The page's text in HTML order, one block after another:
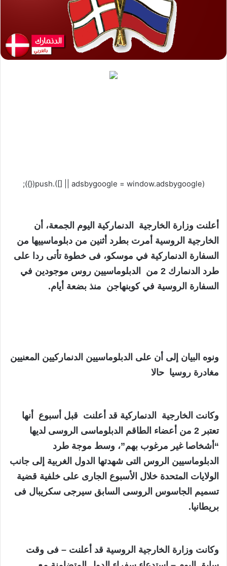
(adsbygoogle = window.adsbygoogle || []).push({});
أعلنت وزارة الخارجية الدنماركية اليوم الجمعة، أن
الخارجية الروسية أمرت بطرد أثنين من دبلوماسييها من
السفارة الدنماركية في موسكو، فى خطوة تأتى ردا على
طرد الدنمارك 2 من الدبلوماسيين روس موجودين في
السفارة الروسية في كوبنهاجن منذ بضعة أيام.
ونوه البيان إلى أن على الدبلوماسيين الدنماركيين المعنيين
مغادرة روسيا حالا
وكانت الخارجية الدنماركية قد أعلنت قبل أسبوع أنها
تعتبر 2 من أعضاء الطاقم الدبلوماسى الروسى لديها
“أشخاصا غير مرغوب بهم”، وسط موجة طرد
الدبلوماسيين الروس التى شهدتها الدول الغربية إلى جانب
الولايات المتحدة خلال الأسبوع الجارى على خلفية قضية
تسميم الجاسوس الروسى السابق سيرجى سكريبال فى
بريطانيا.
وكانت وزارة الخارجية الروسية قد أعلنت – فى وقت